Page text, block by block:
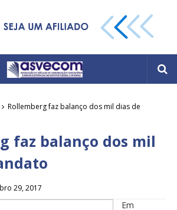
Rollemberg faz balanço dos mil dias de
faz balanço dos mil
29, 2017
Em